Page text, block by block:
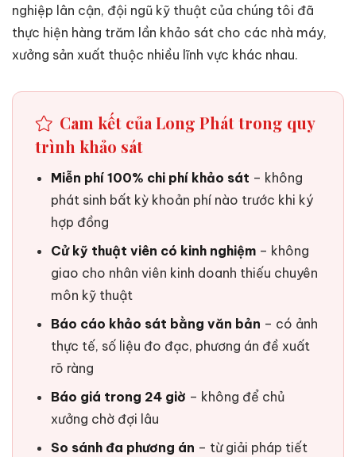
nghiệp lân cận, đội ngũ kỹ thuật của chúng tôi đã
thực hiện hàng trăm lần khảo sát cho các nhà máy,
xưởng sản xuất thuộc nhiều lĩnh vực khác nhau.
Cam kết của Long Phát trong quy
trình khảo sát
Miễn phí 100% chi phí khảo sát – không
phát sinh bất kỳ khoản phí nào trước khi ký
hợp đồng
Cử kỹ thuật viên có kinh nghiệm – không
giao cho nhân viên kinh doanh thiếu chuyên
môn kỹ thuật
Báo cáo khảo sát bằng văn bản – có ảnh
thực tế, số liệu đo đạc, phương án đề xuất
rõ ràng
Báo giá trong 24 giờ – không để chủ
xưởng chờ đợi lâu
So sánh đa phương án – từ giải pháp tiết